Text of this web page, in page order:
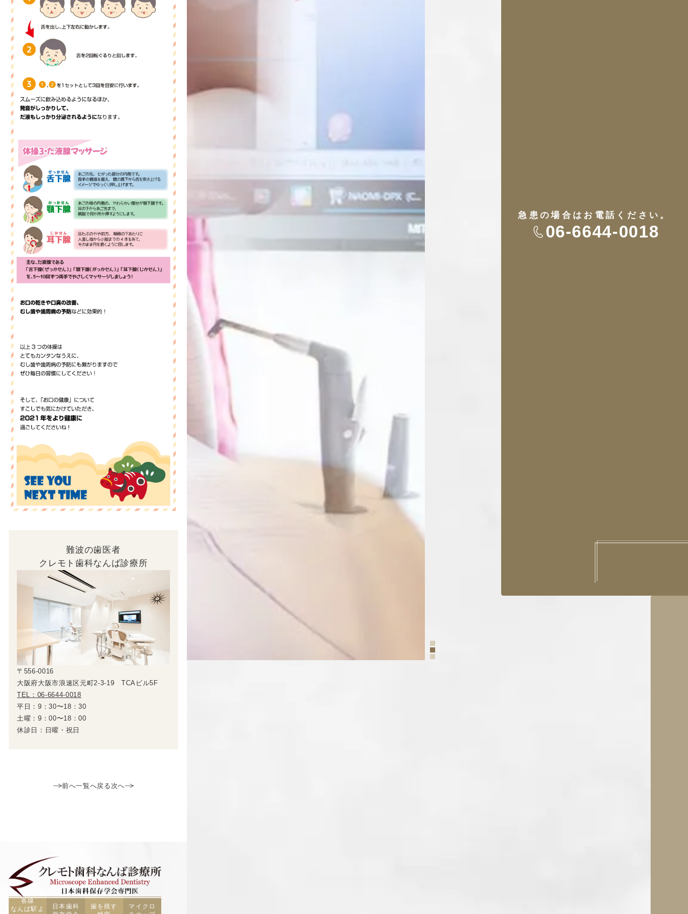
難波の歯医者
クレモト歯科なんば診療所
〒556-0016
大阪府大阪市浪速区元町2-3-19 TCAビル5F
TEL：06-6644-0018
平日：9：30〜18：30
土曜：9：00〜18：00
休診日：日曜・祝日
前へ一覧へ戻る 次へ
各線
なんば駅よ
日本歯科
歯を残す
マイクロ
急患の場合はお電話ください。
06-6644-0018